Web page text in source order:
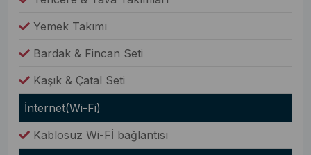
Yemek Takımı
Bardak & Fincan Seti
Kaşık & Çatal Seti
İnternet(Wi-Fi)
Kablosuz Wi-Fİ bağlantısı